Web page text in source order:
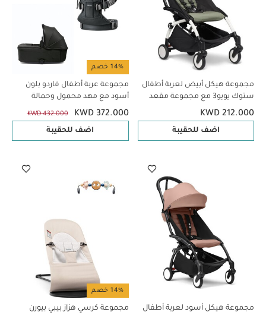
مجموعة هيكل أبيض لعربة أطفال
ستوك يويو3 مع مجموعة مقعد
للأطفال لعمر 6 شهور فأكثر بلون
أوليف (قطعتين)
KWD 212.000
اضف للحقيبة
14% خصم
مجموعة عربة أطفال فاردو بلون
أسود مع مهد محمول وحمالة
أطفال وان أير بيبي بيورن، 3 قطع
KWD 372.000
KWD 432.000
اضف للحقيبة
مجموعة هيكل أسود لعربة أطفال
14% خصم
مجموعة كرسي هزاز بيبي بيورن